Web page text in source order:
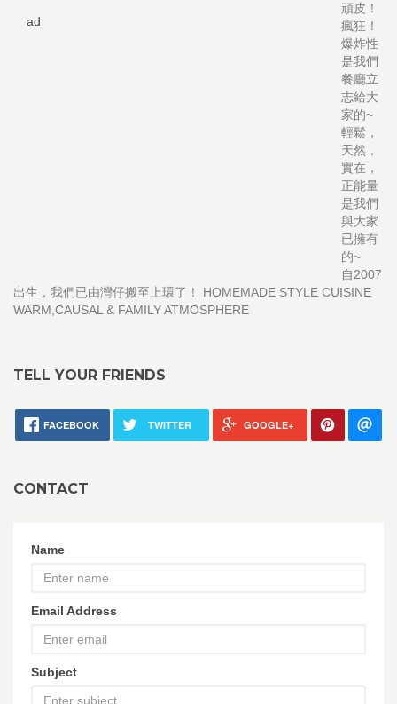
ad
頑皮！
瘋狂！
爆炸性
是我們
餐廳立
志給大
家的~
輕鬆，
天然，
實在，
正能量
是我們
與大家
已擁有
的~
自2007
出生，我們已由灣仔搬至上環了！ HOMEMADE STYLE CUISINE
WARM,CAUSAL & FAMILY ATMOSPHERE
TELL YOUR FRIENDS
FACEBOOK TWITTER GOOGLE+
CONTACT
Name
Email Address
Subject